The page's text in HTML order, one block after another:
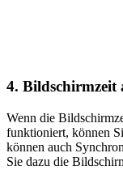
4. Bildschirmzeit
Wenn die
funktioniert, können
können auch
Sie dazu die